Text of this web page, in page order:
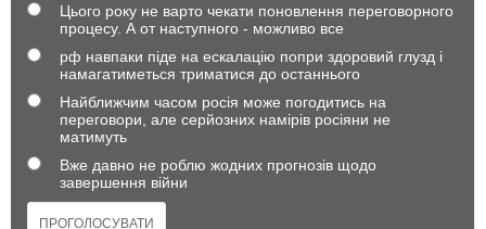
Цього року не варто чекати поновлення переговорного
процесу. А от наступного - можливо все
рф навпаки піде на ескалацію попри здоровий глузд і
намагатиметься триматися до останнього
Найближчим часом росія може погодитись на
переговори, але серйозних намірів росіяни не
матимуть
Вже давно не роблю жодних прогнозів щодо
завершення війни